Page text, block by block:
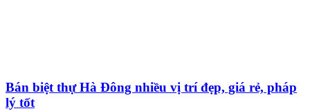
Bán biệt thự Hà Đông nhiều vị trí đẹp, giá rẻ, pháp
lý tốt